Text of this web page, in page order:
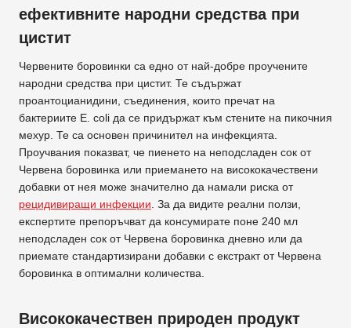
ефективните народни средства при
цистит
Червените боровинки са едно от най-добре проучените
народни средства при цистит. Те съдържат
проантоцианидини, съединения, които пречат на
бактериите E. coli да се придържат към стените на пикочния
мехур. Те са основен причинител на инфекцията.
Проучвания показват, че пиенето на неподсладен сок от
Червена боровинка или приемането на висококачествени
добавки от нея може значително да намали риска от
рецидивиращи инфекции . За да видите реални ползи,
експертите препоръчват да консумирате поне 240 мл
неподсладен сок от Червена боровинка дневно или да
приемате стандартизирани добавки с екстракт от Червена
боровинка в оптимални количества.
Висококачествен природен продукт